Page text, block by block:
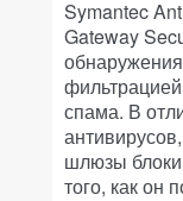
Symantec
Gateway
спама. В
шлюзы
того, как он